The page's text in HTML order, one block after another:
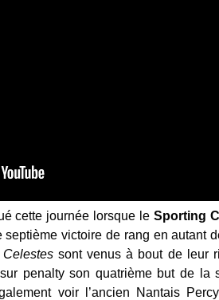
cette journée lorsque le Sporting
septième victoire de rang en autant
Celestessont venus à bout de leur
penalty son quatrième but de la
voir l’ancien Nantais